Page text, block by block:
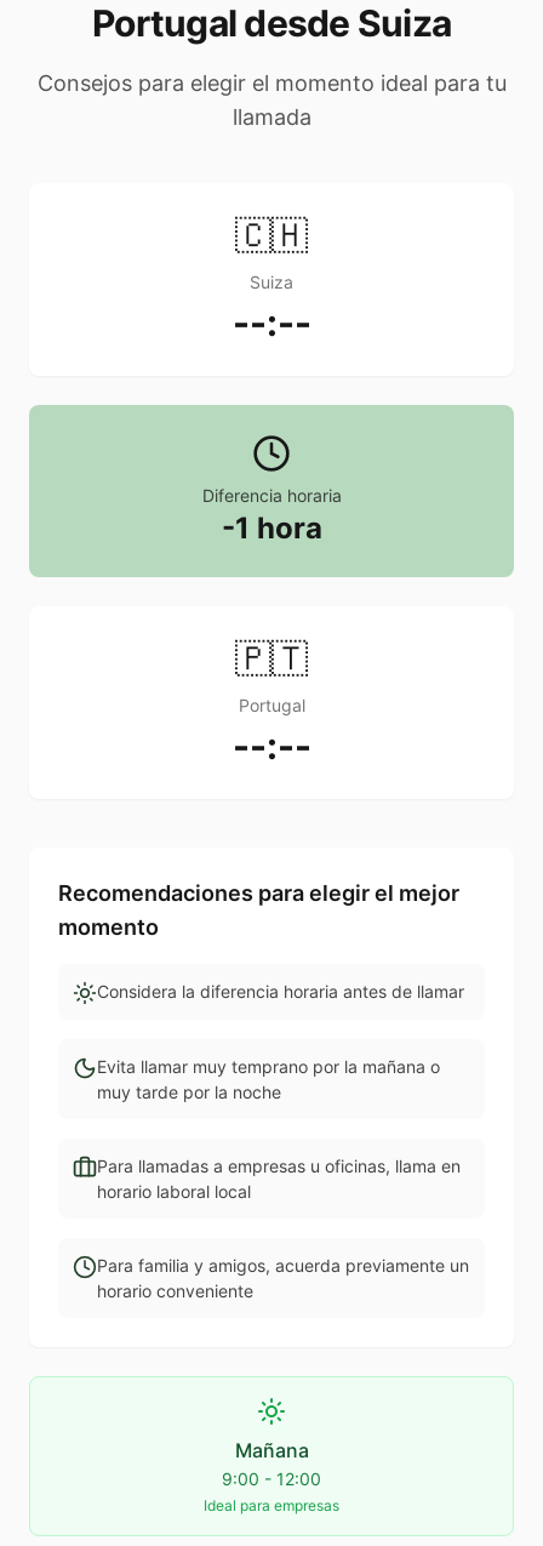
Portugal desde Suiza
Consejos para elegir el momento ideal para tu
llamada
🇨🇭
Suiza
--:--
Diferencia horaria
-1 hora
🇵🇹
Portugal
--:--
Recomendaciones para elegir el mejor
momento
Considera la diferencia horaria antes de llamar
Evita llamar muy temprano por la mañana o
muy tarde por la noche
Para llamadas a empresas u oficinas, llama en
horario laboral local
Para familia y amigos, acuerda previamente un
horario conveniente
Mañana
9:00 - 12:00
Ideal para empresas